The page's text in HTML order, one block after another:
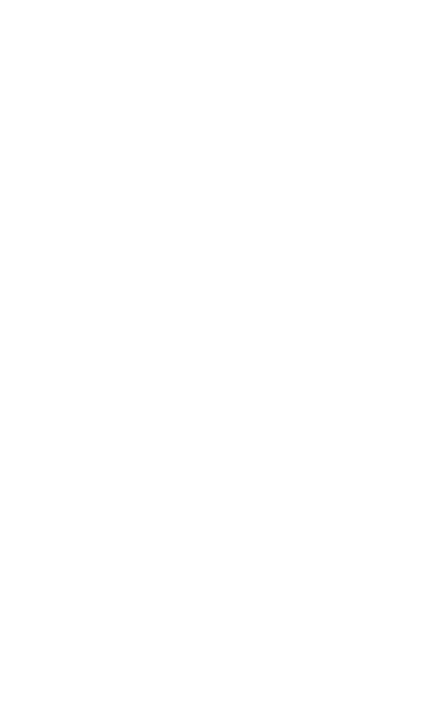
ッジを付与しています
心・安全なユーザーです
の取引実績があります
はありません
＆設定した発送日数内に発送してい
に発送しています
ます